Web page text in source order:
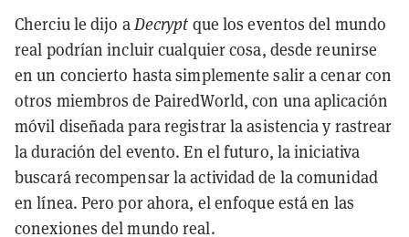
Cherciu le dijo aDecrypt que los eventos del mundo
real podrían incluir cualquier cosa, desde reunirse
en un concierto hasta simplemente salir a cenar con
otros miembros de PairedWorld, con una aplicación
móvil diseñada para registrar la asistencia y rastrear
la duración del evento. En el futuro, la iniciativa
buscará recompensar la actividad de la comunidad
en línea. Pero por ahora, el enfoque está en las
conexiones del mundo real.